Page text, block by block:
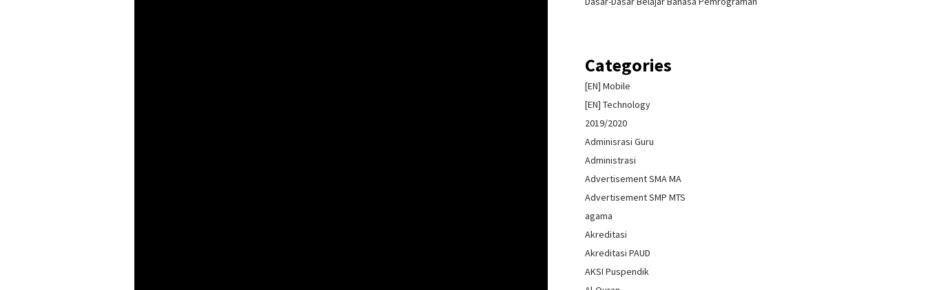
Categories
[EN] Mobile
[EN] Technology
2019/2020
Adminisrasi Guru
Administrasi
Advertisement SMA MA
Advertisement SMP MTS
agama
Akreditasi
Akreditasi PAUD
AKSI Puspendik